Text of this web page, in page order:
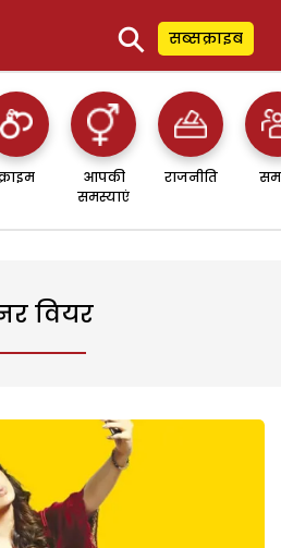
⚲ सब्सक्राइब
आपकी
समस्याएं
राजनीति
वियर